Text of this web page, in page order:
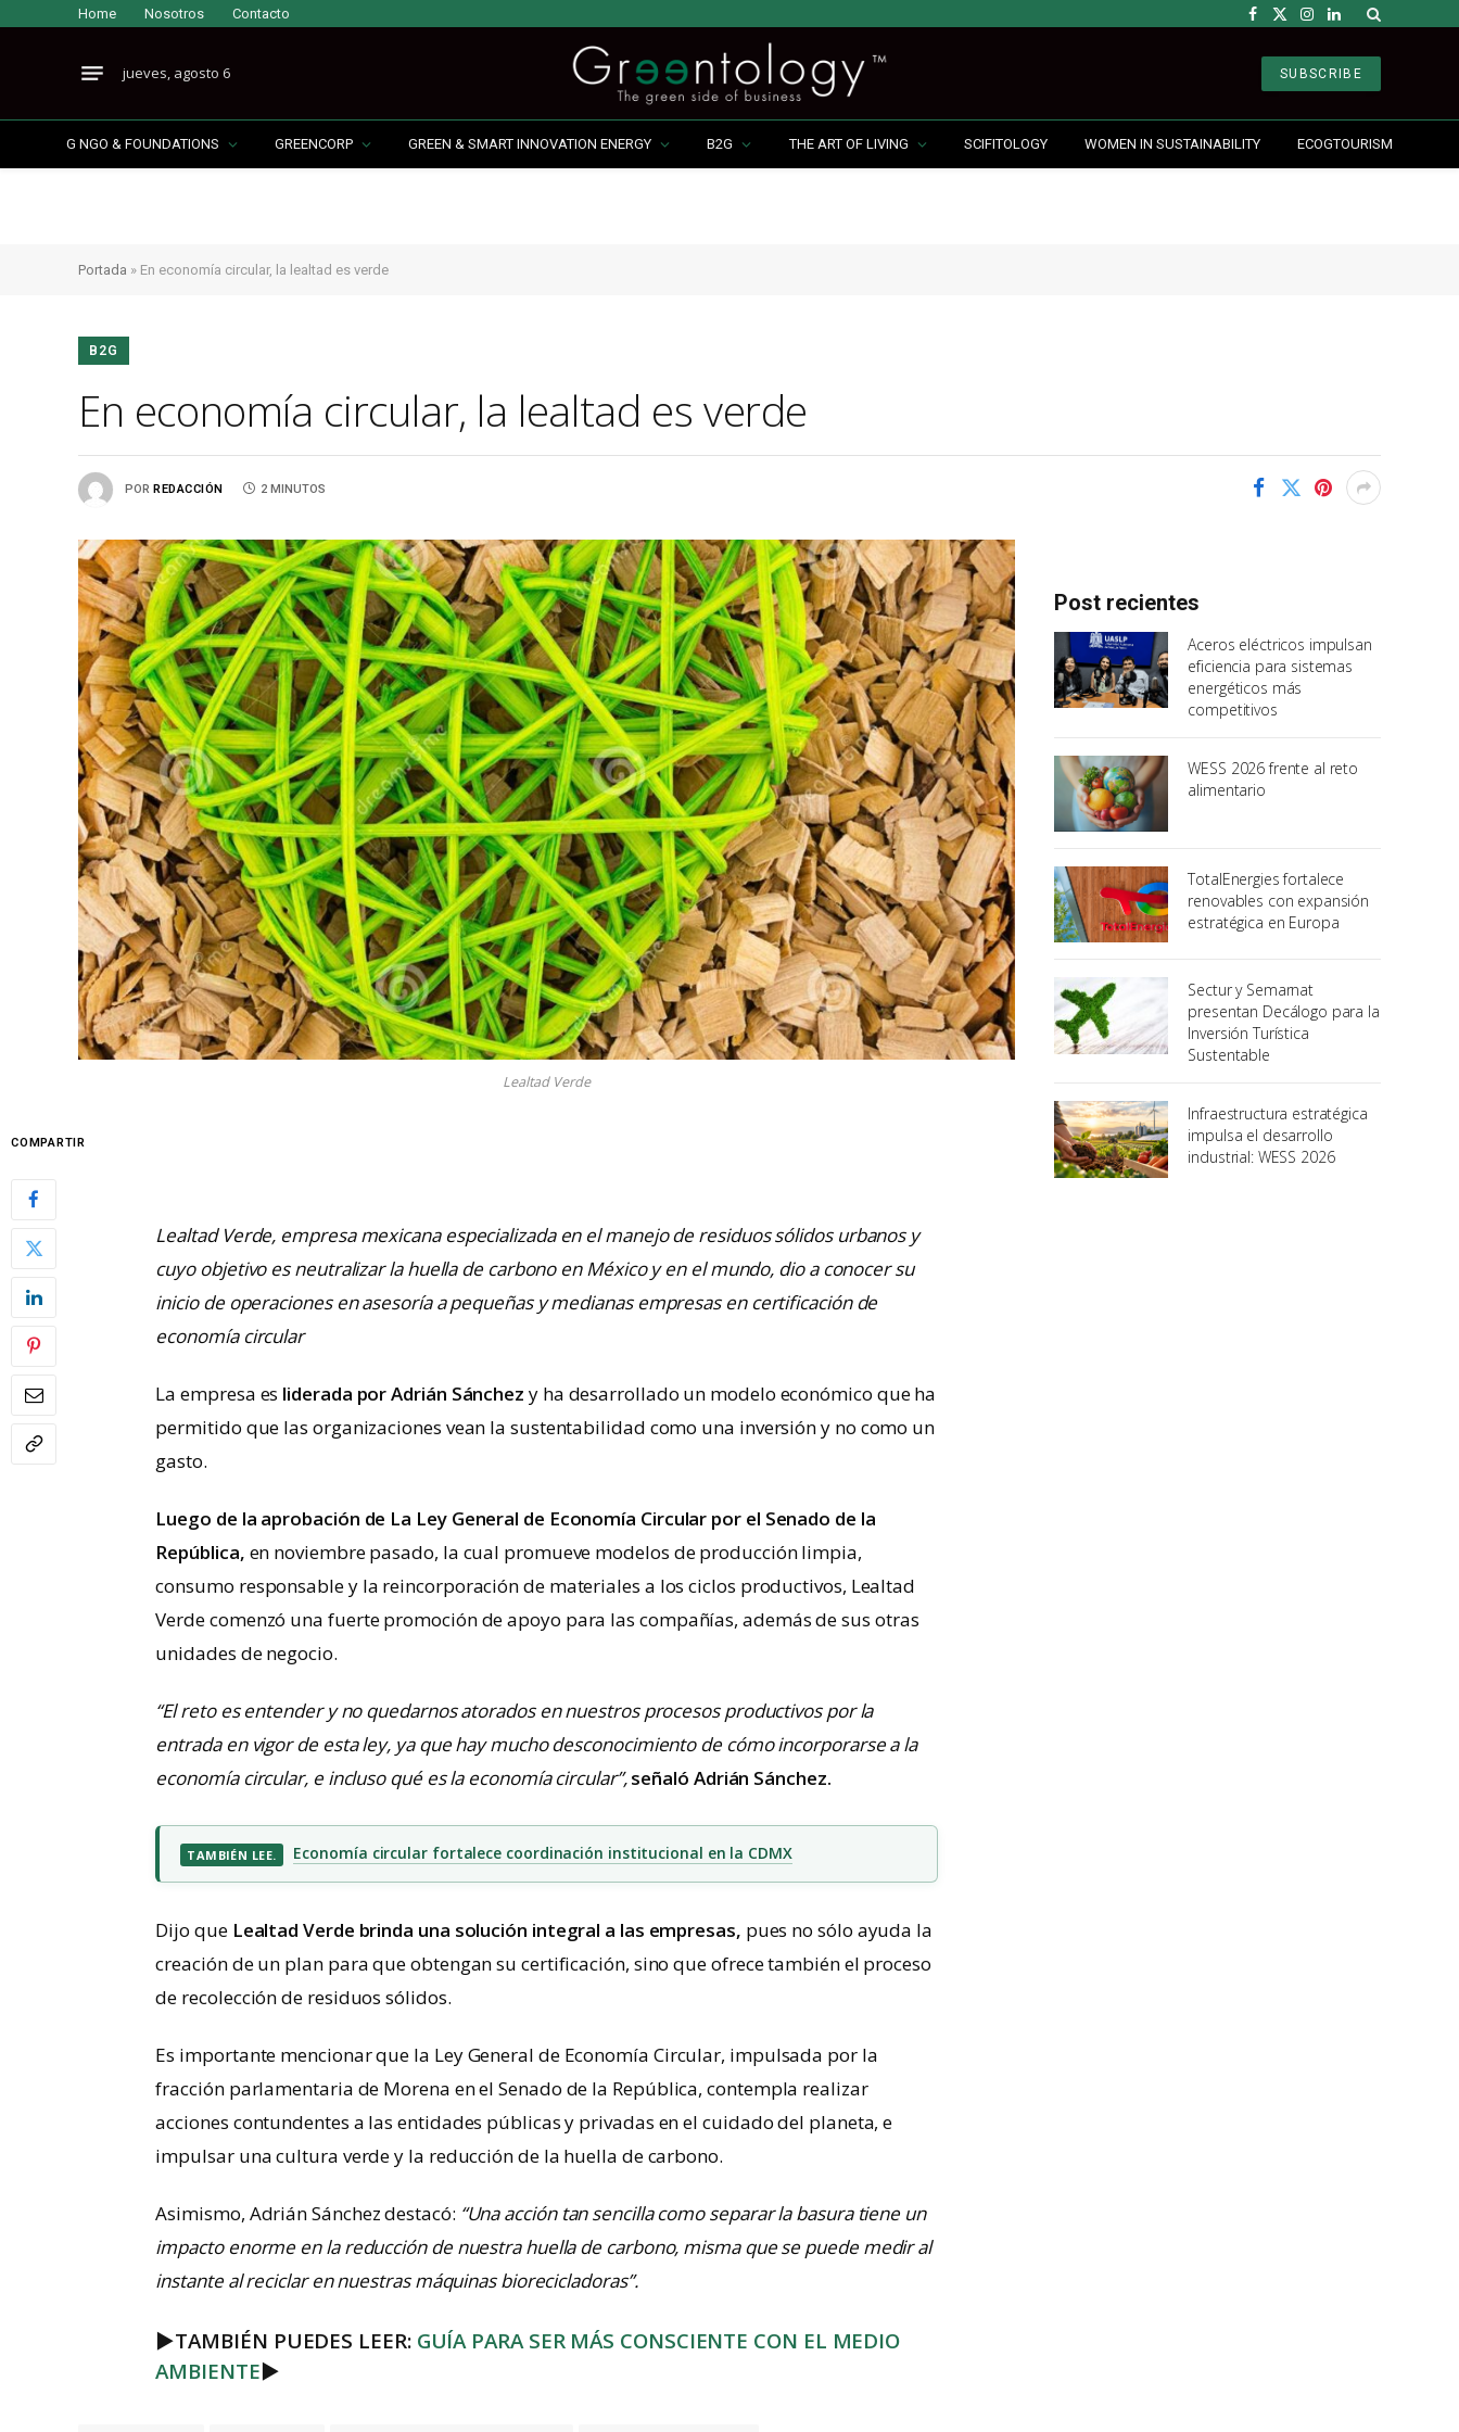
Home Nosotros Contacto Facebook
X
Instagram
LinkedIn
jueves, agosto 6 SUBSCRIBE
G NGO & FOUNDATIONS GREENCORP GREEN & SMART INNOVATION ENERGY B2G THE ART OF LIVING SCIFITOLOGY WOMEN IN SUSTAINABILITY ECOGTOURISM
Portada » En economía circular, la lealtad es verde
B2G
En economía circular, la lealtad es verde
POR REDACCIÓN 2 MINUTOS
Lealtad Verde
COMPARTIR
Lealtad Verde, empresa mexicana especializada en el manejo de residuos sólidos urbanos y
cuyo objetivo es neutralizar la huella de carbono en México y en el mundo, dio a conocer su
inicio de operaciones en asesoría a pequeñas y medianas empresas en certificación de
economía circular
La empresa es liderada por Adrián Sánchez y ha desarrollado un modelo económico que ha
permitido que las organizaciones vean la sustentabilidad como una inversión y no como un
gasto.
Luego de la aprobación de La Ley General de Economía Circular por el Senado de la
República, en noviembre pasado, la cual promueve modelos de producción limpia,
consumo responsable y la reincorporación de materiales a los ciclos productivos, Lealtad
Verde comenzó una fuerte promoción de apoyo para las compañías, además de sus otras
unidades de negocio.
“El reto es entender y no quedarnos atorados en nuestros procesos productivos por la
entrada en vigor de esta ley, ya que hay mucho desconocimiento de cómo incorporarse a la
economía circular, e incluso qué es la economía circular”,señaló Adrián Sánchez.
TAMBIÉN LEE. Economía circular fortalece coordinación institucional en la CDMX
Dijo que Lealtad Verde brinda una solución integral a las empresas, pues no sólo ayuda la
creación de un plan para que obtengan su certificación, sino que ofrece también el proceso
de recolección de residuos sólidos.
Es importante mencionar que la Ley General de Economía Circular, impulsada por la
fracción parlamentaria de Morena en el Senado de la República, contempla realizar
acciones contundentes a las entidades públicas y privadas en el cuidado del planeta, e
impulsar una cultura verde y la reducción de la huella de carbono.
Asimismo, Adrián Sánchez destacó: “Una acción tan sencilla como separar la basura tiene un
impacto enorme en la reducción de nuestra huella de carbono, misma que se puede medir al
instante al reciclar en nuestras máquinas biorecicladoras”.
►TAMBIÉN PUEDES LEER: GUÍA PARA SER MÁS CONSCIENTE CON EL MEDIO
AMBIENTE►
Post recientes
Aceros eléctricos impulsan
eficiencia para sistemas
energéticos más
competitivos
WESS 2026 frente al reto
alimentario
TotalEnergies fortalece
renovables con expansión
estratégica en Europa
Sectur y Semarnat
presentan Decálogo para la
Inversión Turística
Sustentable
Infraestructura estratégica
impulsa el desarrollo
industrial: WESS 2026